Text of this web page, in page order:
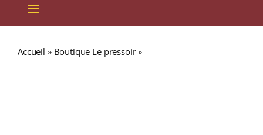
Toggle
Navigation
Accueil » Boutique Le pressoir»